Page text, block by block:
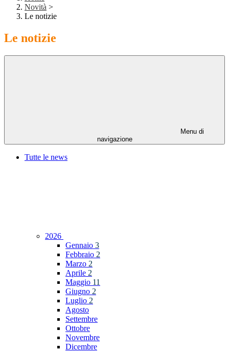
Novità >
Le notizie
Le notizie
Menu di
navigazione
Tutte le news
2026
Gennaio 3
Febbraio 2
Marzo 2
Aprile 2
Maggio 11
Giugno 2
Luglio 2
Agosto
Settembre
Ottobre
Novembre
Dicembre